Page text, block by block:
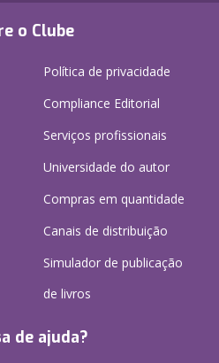
o Clube
Política de privacidade
Compliance Editorial
Serviços profissionais
Universidade do autor
Compras em quantidade
Canais de distribuição
Simulador de publicação
de livros
de ajuda?